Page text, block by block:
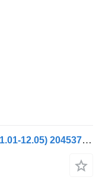
Colonne de direction Volvo FM9 (01.01-12.05) 20453774 pour camion Volvo FM7-FM12, FM, FMX (1998-2014)